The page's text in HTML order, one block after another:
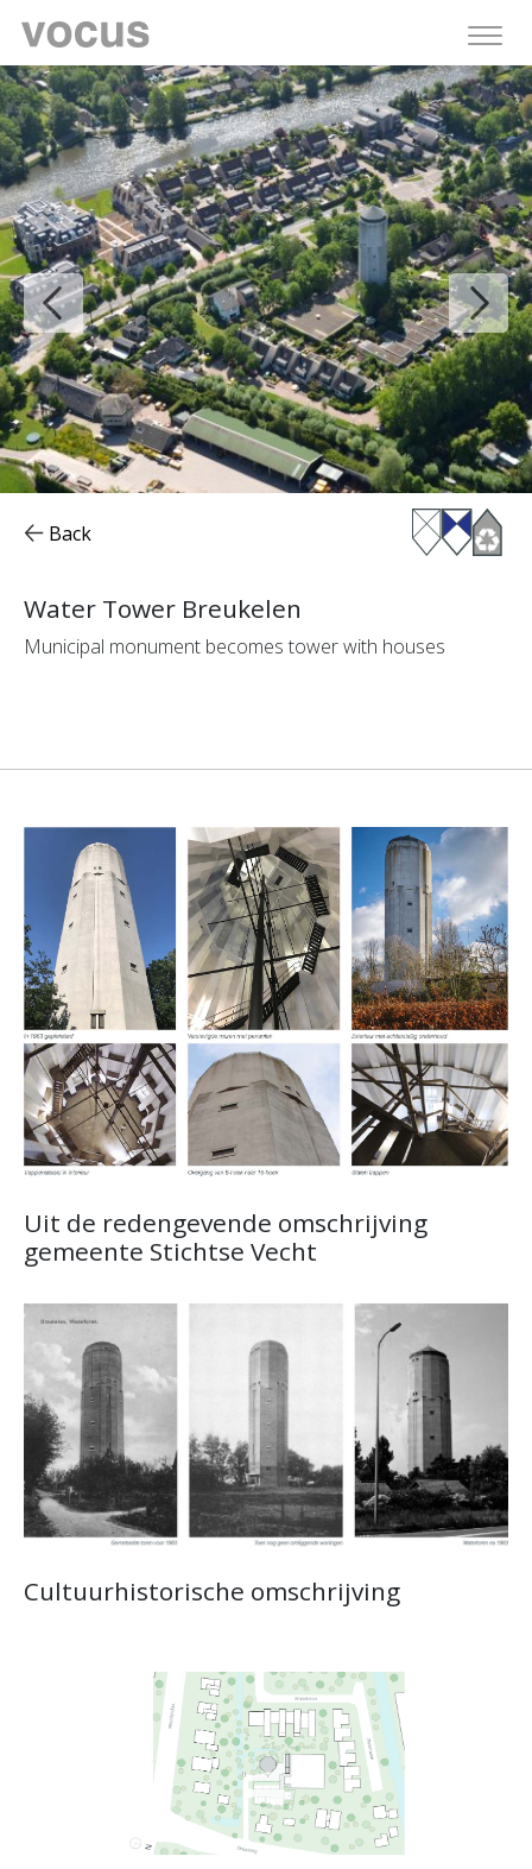
Water Tower Breukelen
Municipal monument becomes tower with houses
Back
Uit de redengevende omschrijving
gemeente Stichtse Vecht
Cultuurhistorische omschrijving